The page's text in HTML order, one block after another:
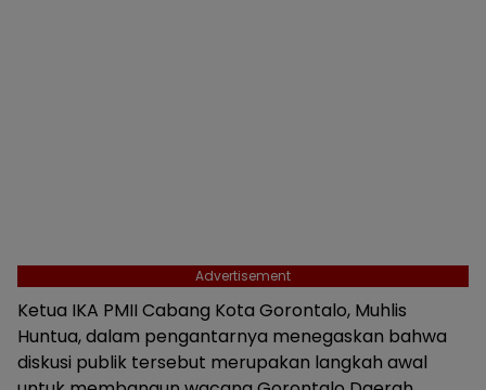
Advertisement
Ketua IKA PMII Cabang Kota Gorontalo, Muhlis
Huntua, dalam pengantarnya menegaskan bahwa
diskusi publik tersebut merupakan langkah awal